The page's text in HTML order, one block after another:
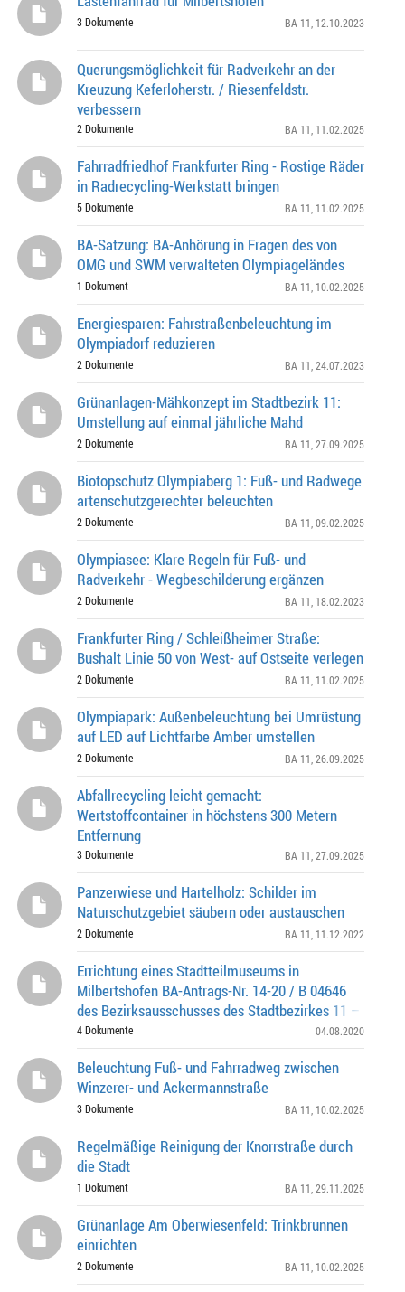
3 Dokumente BA 11 , 12.10.2023
Querungsmöglichkeit für Radverkehr an der
Kreuzung Keferloherstr. / Riesenfeldstr.
verbessern
2 Dokumente BA 11 , 11.02.2025
Fahrradfriedhof Frankfurter Ring - Rostige Räder
in Radrecycling-Werkstatt bringen
5 Dokumente BA 11 , 11.02.2025
BA-Satzung: BA-Anhörung in Fragen des von
OMG und SWM verwalteten Olympiageländes
1 Dokument BA 11 , 10.02.2025
Energiesparen: Fahrstraßenbeleuchtung im
Olympiadorf reduzieren
2 Dokumente BA 11 , 24.07.2023
Grünanlagen-Mähkonzept im Stadtbezirk 11:
Umstellung auf einmal jährliche Mahd
2 Dokumente BA 11 , 27.09.2025
Biotopschutz Olympiaberg 1: Fuß- und Radwege
artenschutzgerechter beleuchten
2 Dokumente BA 11 , 09.02.2025
Olympiasee: Klare Regeln für Fuß- und
Radverkehr - Wegbeschilderung ergänzen
2 Dokumente BA 11 , 18.02.2023
Frankfurter Ring / Schleißheimer Straße:
Bushalt Linie 50 von West- auf Ostseite verlegen
2 Dokumente BA 11 , 11.02.2025
Olympiapark: Außenbeleuchtung bei Umrüstung
auf LED auf Lichtfarbe Amber umstellen
2 Dokumente BA 11 , 26.09.2025
Abfallrecycling leicht gemacht:
Wertstoffcontainer in höchstens 300 Metern
Entfernung
3 Dokumente BA 11 , 27.09.2025
Panzerwiese und Hartelholz: Schilder im
Naturschutzgebiet säubern oder austauschen
2 Dokumente BA 11 , 11.12.2022
Errichtung eines Stadtteilmuseums in
Milbertshofen BA-Antrags-Nr. 14-20 / B 04646
des Bezirksausschusses des Stadtbezirkes 11 –
Am Hart vom 14.03.2018
4 Dokumente 04.08.2020
Beleuchtung Fuß- und Fahrradweg zwischen
Winzerer- und Ackermannstraße
3 Dokumente BA 11 , 10.02.2025
Regelmäßige Reinigung der Knorrstraße durch
die Stadt
1 Dokument BA 11 , 29.11.2025
Grünanlage Am Oberwiesenfeld: Trinkbrunnen
einrichten
2 Dokumente BA 11 , 10.02.2025